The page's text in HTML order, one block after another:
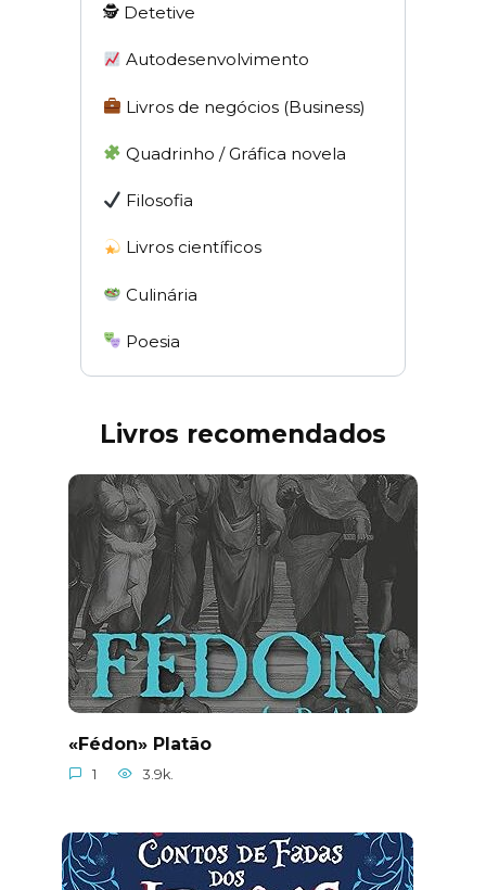
🕵 Detetive
Autodesenvolvimento
Livros de negócios (Business)
Quadrinho / Gráfica novela
Filosofia
Livros científicos
Culinária
Poesia
Livros recomendados
«Fédon» Platão
1 3.9k.